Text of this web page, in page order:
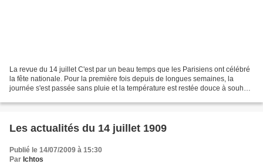
La revue du 14 juillet C'est par un beau temps que les Parisiens ont célébré
la fête nationale. Pour la première fois depuis de longues semaines, la
journée s'est passée sans pluie et la température est restée douce à souhait.
Les actualités du 14 juillet 1909
Publié le 14/07/2009 à 15:30
Par Ichtos